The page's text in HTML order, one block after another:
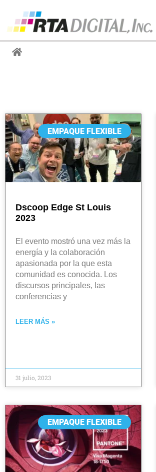
EMPAQUE FLEXIBLE
Dscoop Edge St Louis
2023
El evento mostró una vez más la
energía y la colaboración
apasionada por la que esta
comunidad es conocida. Los
discursos principales, las
conferencias y
LEER MÁS »
31 julio, 2023
EMPAQUE FLEXIBLE